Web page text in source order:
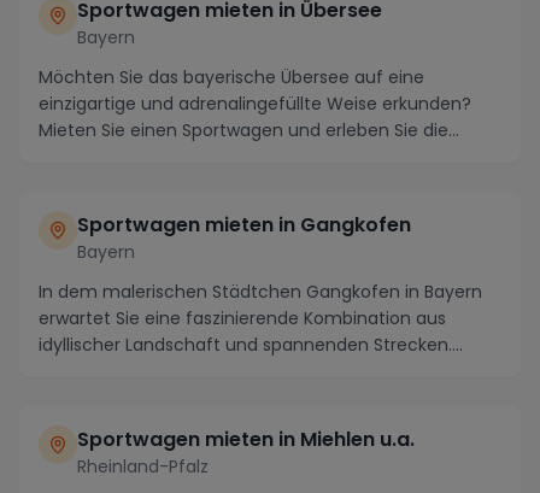
Sportwagen mieten in Übersee
Bayern
Möchten Sie das bayerische Übersee auf eine
einzigartige und adrenalingefüllte Weise erkunden?
Mieten Sie einen Sportwagen und erleben Sie die
Sportwagen mieten in Gangkofen
Bayern
In dem malerischen Städtchen Gangkofen in Bayern
erwartet Sie eine faszinierende Kombination aus
idyllischer Landschaft und spannenden Strecken.
Sportwagen mieten in Miehlen u.a.
Rheinland-Pfalz